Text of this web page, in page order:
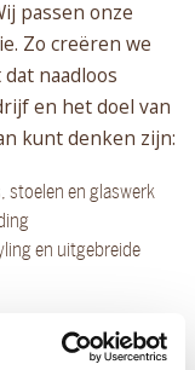
passen onze
Zo creëren we
naadloos
en het doel van
kunt denken zijn:
stoelen en glaswerk
en uitgebreide